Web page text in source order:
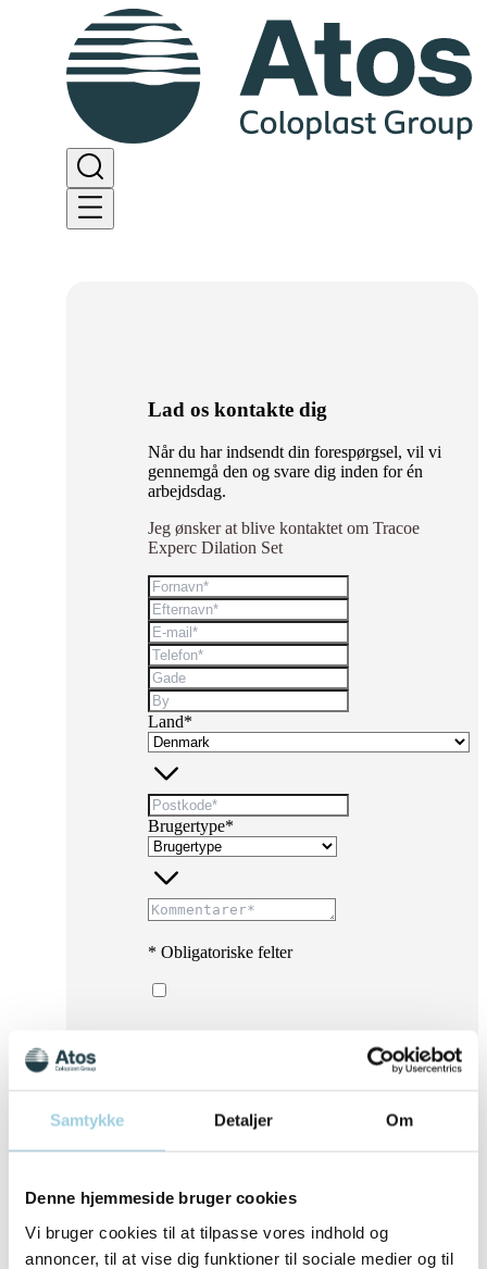
Samtykke Detaljer Om
Denne hjemmeside bruger cookies
Vi bruger cookies til at tilpasse vores indhold og
annoncer, til at vise dig funktioner til sociale medier og til
Lad os kontakte dig
Når du har indsendt din forespørgsel, vil vi
gennemgå den og svare dig inden for én
arbejdsdag.
Jeg ønsker at blive kontaktet om Tracoe
Experc Dilation Set
Land*
Brugertype*
* Obligatoriske felter